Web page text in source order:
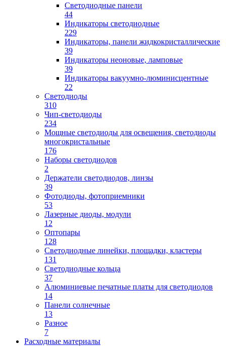
Светодиодные панели
44
Индикаторы светодиодные
229
Индикаторы, панели жидкокристаллические
39
Индикаторы неоновые, ламповые
39
Индикаторы вакуумно-люминисцентные
22
Светодиоды
310
Чип-светодиоды
234
Мощные светодиоды для освещения, светодиоды
многокристальные
176
Наборы светодиодов
2
Держатели светодиодов, линзы
39
Фотодиоды, фотоприемники
53
Лазерные диоды, модули
12
Оптопары
128
Светодиодные линейки, площадки, кластеры
131
Светодиодные кольца
37
Алюминиевые печатные платы для светодиодов
14
Панели солнечные
13
Разное
7
Расходные материалы